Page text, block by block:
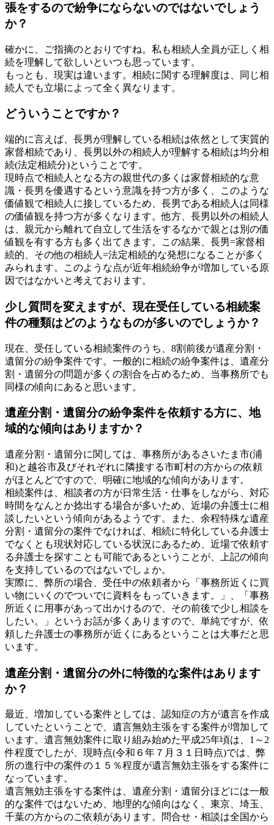
張をするので紛争にならないのではないでしょう
か？
確かに、ご指摘のとおりですね。私も相続人全員が正しく相
続を理解して欲しいといつも思っています。
もっとも、現実は違います。相続に関する理解度は、同じ相
続人でも立場によって全く異なります。
どういうことですか？
端的に言えば、長男が理解している相続は依然として実質的
家督相続であり、長男以外の相続人が理解する相続は均分相
続(法定相続分)ということです。
現時点で相続人となる方の親世代の多くは家督相続的な意
識・長男を優遇するという意識を持つ方が多く、このような
価値観で相続人に接しているため、長男である相続人は同様
の価値観を持つ方が多くなります。他方、長男以外の相続人
は、親元から離れて自立して生活をするなかで親とは別の価
値観を有する方も多く出てきます。この結果、長男=家督相
続的、その他の相続人=法定相続的な発想になることが多く
みられます。このような点が近年相続紛争が増加している原
因ではなかいと考えております。
少し質問を変えますが、現在受任している相続案
件の種類はどのようなものが多いのでしょうか？
現在、受任している相続案件のうち、8割前後が遺産分割・
遺留分の紛争案件です。一般的に相続の紛争案件は、遺産分
割・遺留分の問題が多くの割合を占めるため、当事務所でも
同様の傾向にあると思います。
遺産分割・遺留分の紛争案件を依頼する方に、地
域的な傾向はありますか？
遺産分割・遺留分に関しては、事務所があるさいたま市(浦
和)と越谷市及びそれぞれに隣接する市町村の方からの依頼
がほとんどですので、明確に地域的な傾向があります。
相続案件は、相談者の方が日常生活・仕事をしながら、対応
時間をなんとか捻出する場合が多いため、近場の弁護士に相
談したいという傾向があるようです。また、余程特殊な遺産
分割・遺留分の案件でなければ、相続に特化している弁護士
でなくとも現状対応している状況にあるため、近場で依頼す
る弁護士を探すことも可能であるということが、上記の傾向
を支持しているのではないでしょか。
実際に、弊所の場合、受任中の依頼者から「事務所近くに買
い物にいくのでついでに資料をもっていきます。」、「事務
所近くに用事があって出かけるので、その前後で少し相談を
したい。」というお話が多くありますので、単純ですが、依
頼した弁護士の事務所が近くにあるということは大事だと思
います。
遺産分割・遺留分の外に特徴的な案件はあります
か？
最近、増加している案件としては、認知症の方が遺言を作成
していたということで、遺言無効主張をする案件が増加して
います。遺言無効案件に取り組み始めた平成25年頃は、1～2
件程度でしたが、現時点(令和６年７月３１日時点)では、弊
所の進行中の案件の１５％程度が遺言無効主張をする案件に
なっています。
遺言無効主張をする案件は、遺産分割・遺留分ほどには一般
的な案件ではないため、地理的な傾向はなく、東京、埼玉、
千葉の方からのご依頼があります。問合せ・相談は全国から